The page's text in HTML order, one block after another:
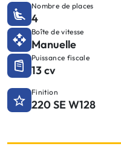
Nombre de places
4
Boîte de vitesse
Manuelle
Puissance fiscale
13 cv
Finition
220 SE W128